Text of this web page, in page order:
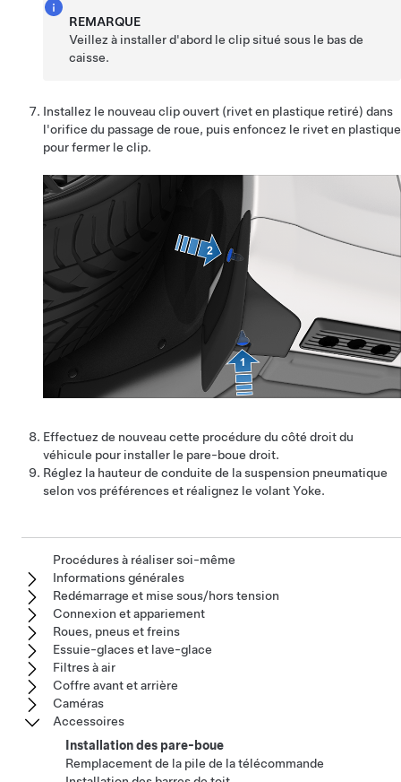
REMARQUE
Veillez à installer d'abord le clip situé sous le bas de
caisse.
Installez le nouveau clip ouvert (rivet en plastique retiré) dans
l'orifice du passage de roue, puis enfoncez le rivet en plastique
pour fermer le clip.
Effectuez de nouveau cette procédure du côté droit du
véhicule pour installer le pare-boue droit.
Réglez la hauteur de conduite de la suspension pneumatique
selon vos préférences et réalignez le volant Yoke.
Procédures à réaliser soi-même
Informations générales
Redémarrage et mise sous/hors tension
Connexion et appariement
Roues, pneus et freins
Essuie-glaces et lave-glace
Filtres à air
Coffre avant et arrière
Caméras
Accessoires
Installation des pare-boue
Remplacement de la pile de la télécommande